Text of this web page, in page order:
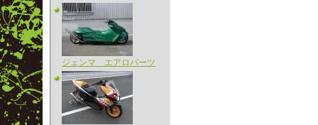
ジェンマ エアロパーツ